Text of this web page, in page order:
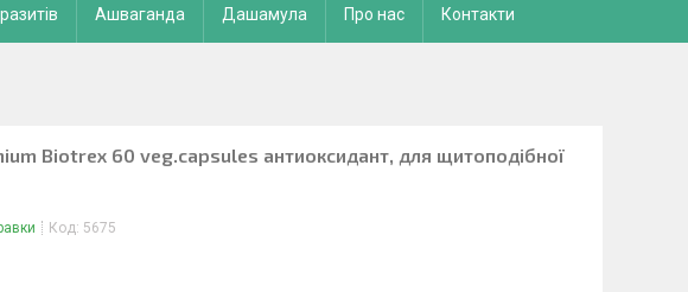
Ашваганда Дашамула Про нас Контакти
Biotrex 60 veg.capsules антиоксидант, для щитоподібної
Код: 5675